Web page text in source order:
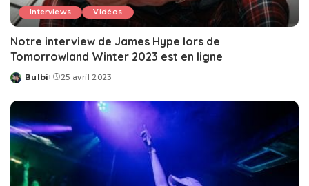
Interviews Vidéos
Notre interview de James Hype lors de
Tomorrowland Winter 2023 est en ligne
Posted
Bulbi 25 avril 2023